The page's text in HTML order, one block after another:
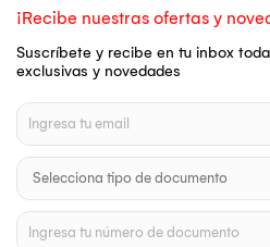
¡Recibe nuestras ofertas y
Suscríbete y recibe en tu inbox
exclusivas y novedades